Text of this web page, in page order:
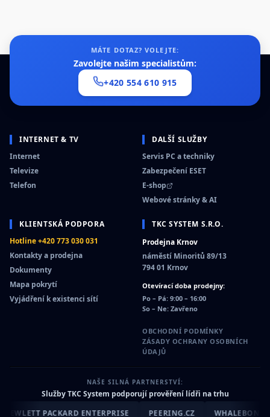
MÁTE DOTAZ? VOLEJTE:
Zavolejte našim specialistům:
+420 554 610 915
INTERNET & TV
Internet
Televize
Telefon
DALŠÍ SLUŽBY
Servis PC a techniky
Zabezpečení ESET
E-shop
Webové stránky & AI
KLIENTSKÁ PODPORA
Hotline +420 773 030 031
Kontakty a prodejna
Dokumenty
Mapa pokrytí
Vyjádření k existenci sítí
TKC SYSTEM S.R.O.
Prodejna Krnov
náměstí Minoritů 89/13
794 01 Krnov
Otevírací doba prodejny:
Po – Pá: 9:00 – 16:00
So – Ne: Zavřeno
OBCHODNÍ PODMÍNKY
ZÁSADY OCHRANY OSOBNÍCH
ÚDAJŮ
NAŠE SILNÁ PARTNERSTVÍ:
Služby TKC System podporují prověření lídři na trhu
PACKARD ENTERPRISE
PEERING.CZ WHALEBONE